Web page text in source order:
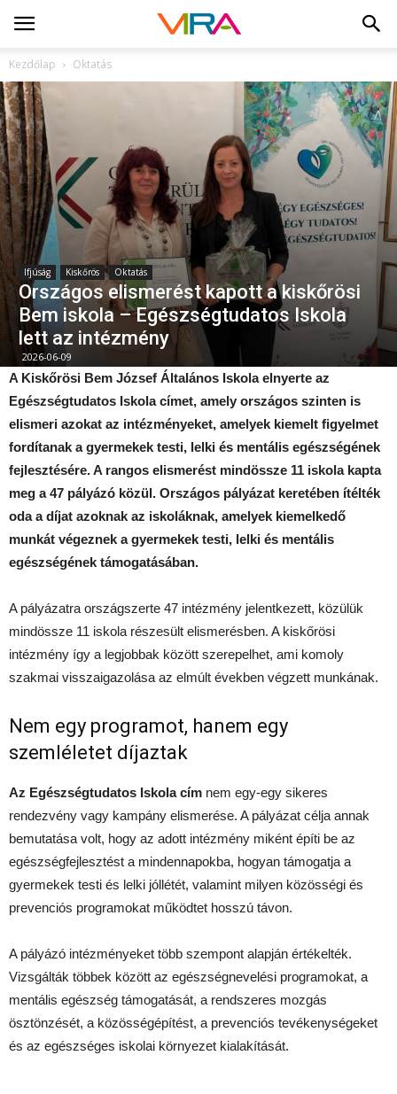
Kezdőlap Oktatás
Ifjúság Kiskőrös Oktatás
Országos elismerést kapott a kiskőrösi
Bem iskola – Egészségtudatos Iskola
lett az intézmény
2026-06-09
A Kiskőrösi Bem József Általános Iskola elnyerte az
Egészségtudatos Iskola címet, amely országos szinten is
elismeri azokat az intézményeket, amelyek kiemelt figyelmet
fordítanak a gyermekek testi, lelki és mentális egészségének
fejlesztésére. A rangos elismerést mindössze 11 iskola kapta
meg a 47 pályázó közül. Országos pályázat keretében ítélték
oda a díjat azoknak az iskoláknak, amelyek kiemelkedő
munkát végeznek a gyermekek testi, lelki és mentális
egészségének támogatásában.
A pályázatra országszerte 47 intézmény jelentkezett, közülük
mindössze 11 iskola részesült elismerésben. A kiskőrösi
intézmény így a legjobbak között szerepelhet, ami komoly
szakmai visszaigazolása az elmúlt években végzett munkának.
Nem egy programot, hanem egy
szemléletet díjaztak
Az Egészségtudatos Iskola cím nem egy-egy sikeres
rendezvény vagy kampány elismerése. A pályázat célja annak
bemutatása volt, hogy az adott intézmény miként építi be az
egészségfejlesztést a mindennapokba, hogyan támogatja a
gyermekek testi és lelki jóllétét, valamint milyen közösségi és
prevenciós programokat működtet hosszú távon.
A pályázó intézményeket több szempont alapján értékelték.
Vizsgálták többek között az egészségnevelési programokat, a
mentális egészség támogatását, a rendszeres mozgás
ösztönzését, a közösségépítést, a prevenciós tevékenységeket
és az egészséges iskolai környezet kialakítását.